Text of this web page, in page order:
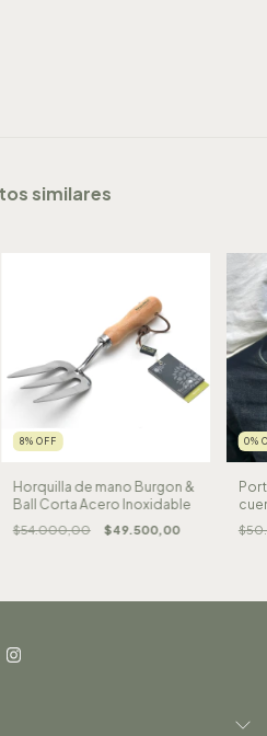
similares
8% OFF
Horquilla de mano Burgon &
Ball Corta Acero Inoxidable
$54.000,00 $49.500,00
0%